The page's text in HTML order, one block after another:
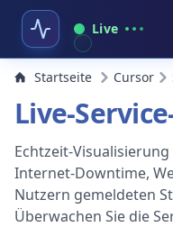
Live
Startseite Cursor
Live-
Echtzeit-
Internet-Downtime,
Nutzern gemeldeten
Überwachen Sie die